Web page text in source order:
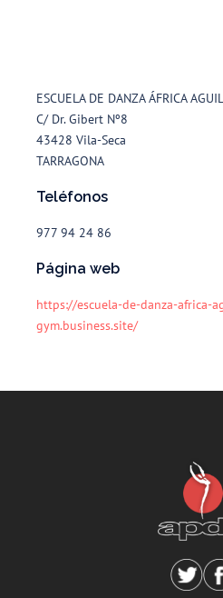
ESCUELA DE DANZA ÁFRICA
C/ Dr. Gibert Nº8
43428 Vila-Seca
TARRAGONA
Teléfonos
977 94 24 86
Página web
https://escuela-de-danza-africa-
gym.business.site/